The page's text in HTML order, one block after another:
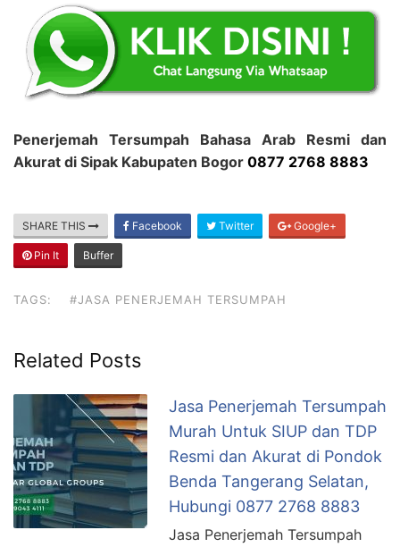
Penerjemah Tersumpah Bahasa Arab Resmi dan
Akurat di Sipak Kabupaten Bogor 0877 2768 8883
SHARE THIS Facebook Twitter Google+
Pin It Buffer
TAGS: #JASA PENERJEMAH TERSUMPAH
Related Posts
Jasa Penerjemah Tersumpah
Murah Untuk SIUP dan TDP
Resmi dan Akurat di Pondok
Benda Tangerang Selatan,
Hubungi 0877 2768 8883
Jasa Penerjemah Tersumpah